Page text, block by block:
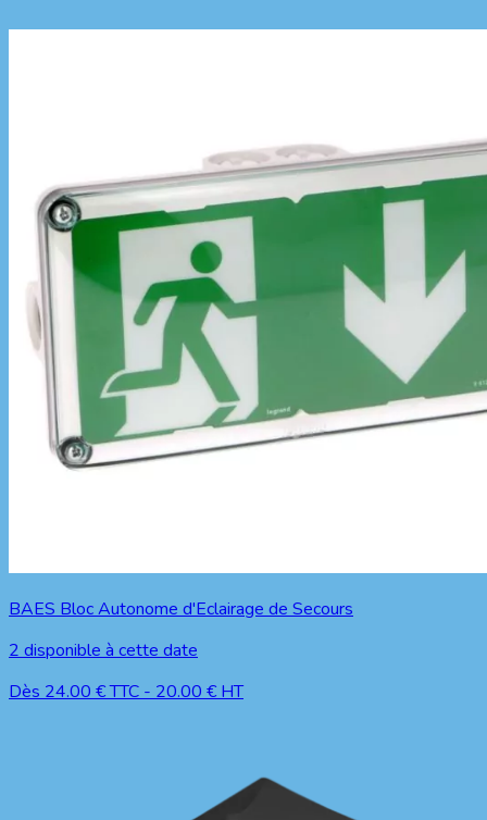
BAES Bloc Autonome d'Eclairage de Secours
2 disponible à cette date
Dès 24.00 € TTC - 20.00 € HT